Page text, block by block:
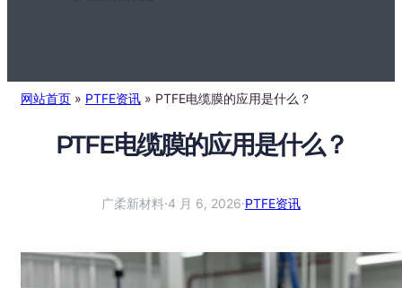
网站首页 » PTFE资讯 » PTFE电缆膜的应用是什么？
PTFE电缆膜的应用是什么？
广柔新材料·4 月 6, 2026·PTFE资讯